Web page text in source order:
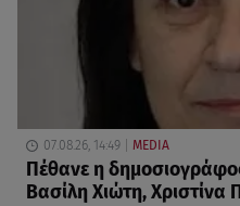
07.08.26, 14:49 MEDIA
Πέθανε η
Βασίλη Χιώτη, Χριστίνα